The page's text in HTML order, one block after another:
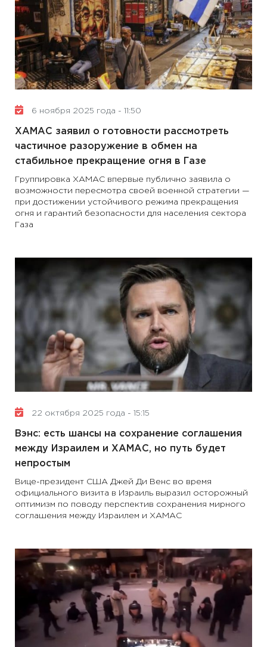
6 ноября 2025 года - 11:50
ХАМАС заявил о готовности рассмотреть
частичное разоружение в обмен на
стабильное прекращение огня в Газе
Группировка ХАМАС впервые публично заявила о
возможности пересмотра своей военной стратегии —
при достижении устойчивого режима прекращения
огня и гарантий безопасности для населения сектора
Газа
22 октября 2025 года - 15:15
Вэнс: есть шансы на сохранение соглашения
между Израилем и ХАМАС, но путь будет
непростым
Вице-президент США Джей Ди Венс во время
официального визита в Израиль выразил осторожный
оптимизм по поводу перспектив сохранения мирного
соглашения между Израилем и ХАМАС